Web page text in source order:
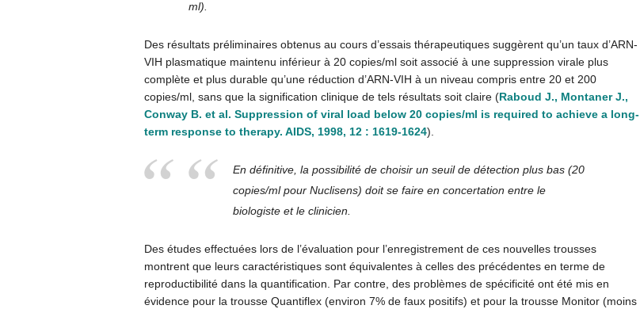
ml).
Des résultats préliminaires obtenus au cours d’essais thérapeutiques suggèrent qu’un taux d’ARN-
VIH plasmatique maintenu inférieur à 20 copies/ml soit associé à une suppression virale plus
complète et plus durable qu’une réduction d’ARN-VIH à un niveau compris entre 20 et 200
copies/ml, sans que la signification clinique de tels résultats soit claire (Raboud J., Montaner J.,
Conway B. et al. Suppression of viral load below 20 copies/ml is required to achieve a long-
term response to therapy. AIDS, 1998, 12 : 1619-1624).
En définitive, la possibilité de choisir un seuil de détection plus bas (20
copies/ml pour Nuclisens) doit se faire en concertation entre le
biologiste et le clinicien.
Des études effectuées lors de l’évaluation pour l’enregistrement de ces nouvelles trousses
montrent que leurs caractéristiques sont équivalentes à celles des précédentes en terme de
reproductibilité dans la quantification. Par contre, des problèmes de spécificité ont été mis en
évidence pour la trousse Quantiflex (environ 7% de faux positifs) et pour la trousse Monitor (moins